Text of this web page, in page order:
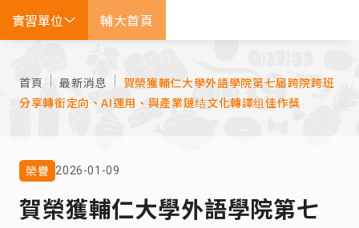
實習單位 輔大首頁
EN
首頁 最新消息
賀榮獲輔仁大學外語學院第七届跨院跨班
分享轉銜定向、AI運用、與產業鏈结文化轉譯组佳作獎
榮譽 2026-01-09
賀榮獲輔仁大學外語學院第七